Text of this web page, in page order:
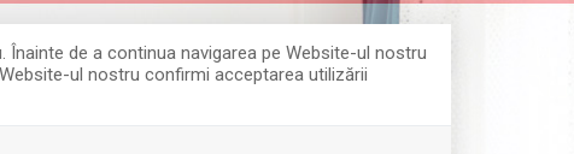
de a continua navigarea pe Website-ul nostru
ul nostru confirmi acceptarea utilizării